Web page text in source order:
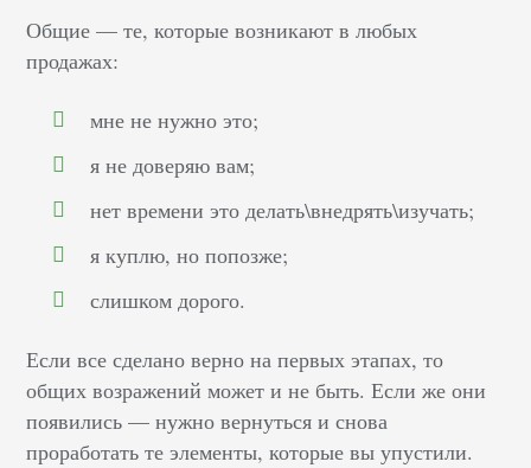
Общие — те, которые возникают в любых
продажах:
мне не нужно это;
я не доверяю вам;
нет времени это делать\внедрять\изучать;
я куплю, но попозже;
слишком дорого.
Если все сделано верно на первых этапах, то
общих возражений может и не быть. Если же они
появились — нужно вернуться и снова
проработать те элементы, которые вы упустили.